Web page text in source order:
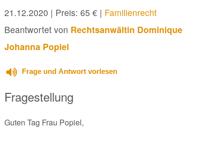
21.12.2020 | Preis: 65 € | Familienrecht
Beantwortet von Rechtsanwältin Dominique
Johanna Popiel
Frage und Antwort vorlesen
Fragestellung
Guten Tag Frau Popiel,